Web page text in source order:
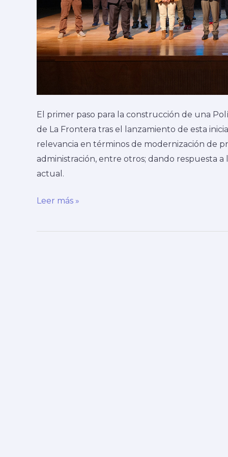
El primer paso para la construcción de una
de La Frontera tras el lanzamiento de esta
relevancia en términos de modernización de
administración, entre otros; dando respuesta
actual.
Leer más »